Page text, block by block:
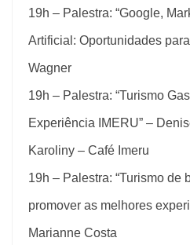
19h – Palestra: “Google,
Artificial: Oportunidades
Wagner
19h – Palestra: “Turismo
Experiência IMERU” –
Karoliny – Café Imeru
19h – Palestra: “Turismo de
promover as melhores
Marianne Costa